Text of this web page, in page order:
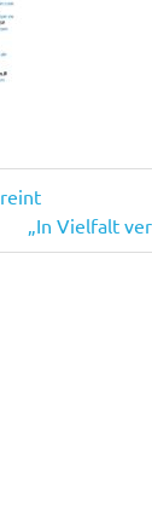
Nächster
Beitrag:
„In Vielfalt